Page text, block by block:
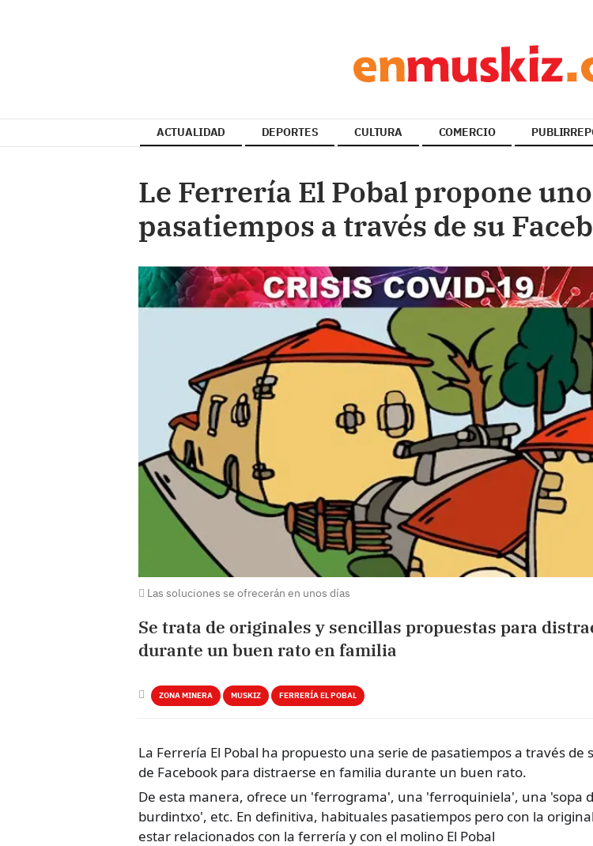
ACTUALIDAD DEPORTES CULTURA COMERCIO
Le Ferrería El Pobal propone
pasatiempos a través de su
Las soluciones se ofrecerán en unos días
Se trata de originales y sencillas propuestas para
durante un buen rato en familia
ZONA MINERA MUSKIZ FERRERÍA EL POBAL
La Ferrería El Pobal ha propuesto una serie de pasatiempos a través de
de Facebook para distraerse en familia durante un buen rato.
De esta manera, ofrece un 'ferrograma', una 'ferroquiniela', una 'sopa
burdintxo', etc. En definitiva, habituales pasatiempos pero con la
estar relacionados con la ferrería y con el molino El Pobal